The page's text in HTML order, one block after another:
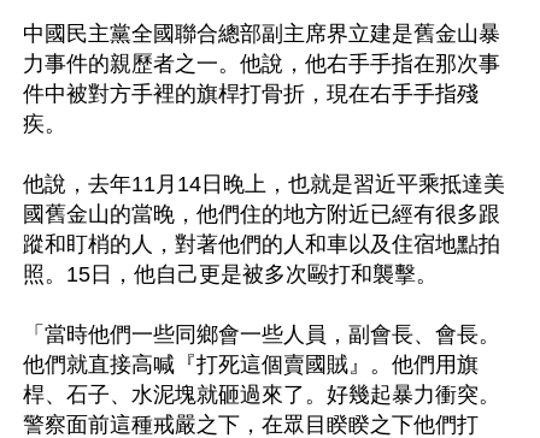
中國民主黨全國聯合總部副主席界立建是舊金山暴
力事件的親歷者之一。他說，他右手手指在那次事
件中被對方手裡的旗桿打骨折，現在右手手指殘
疾。
他說，去年11月14日晚上，也就是習近平乘抵達美
國舊金山的當晚，他們住的地方附近已經有很多跟
蹤和盯梢的人，對著他們的人和車以及住宿地點拍
照。15日，他自己更是被多次毆打和襲擊。
「當時他們一些同鄉會一些人員，副會長、會長。
他們就直接高喊『打死這個賣國賊』。他們用旗
桿、石子、水泥塊就砸過來了。好幾起暴力衝突。
警察面前這種戒嚴之下，在眾目睽睽之下他們打